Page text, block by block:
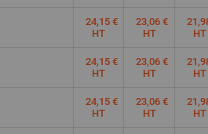
24,15 €
HT
23,06 €
HT
HT
24,15 €
HT
23,06 €
HT
HT
24,15 €
HT
23,06 €
HT
HT